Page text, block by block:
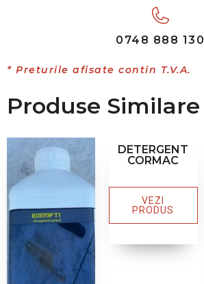
0748 888 130
* Preturile afisate contin T.V.A.
Produse Similare
DETERGENT
CORMAC
VEZI
PRODUS